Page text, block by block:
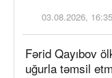
03.08.2026, 16:35
Fərid Qayıbov
uğurla təmsil